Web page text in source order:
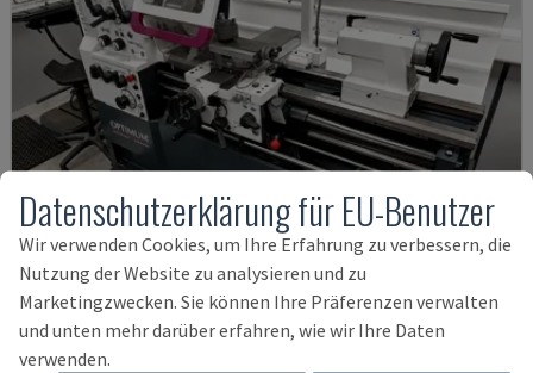
TH 4610
OPTIMUM - HORIZONTAL-DREHMASCHINE
Datenschutzerklärung für EU-Benutzer
Wir verwenden Cookies, um Ihre Erfahrung zu verbessern, die
Nutzung der Website zu analysieren und zu
Marketingzwecken. Sie können Ihre Präferenzen verwalten
und unten mehr darüber erfahren, wie wir Ihre Daten
verwenden.